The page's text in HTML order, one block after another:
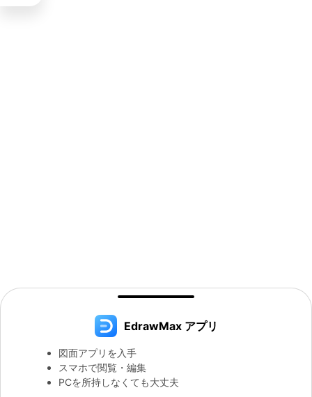
EdrawMax アプリ
図面アプリを入手
スマホで閲覧・編集
PCを所持しなくても大丈夫